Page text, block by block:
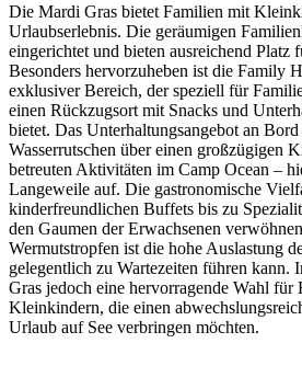
Die Mardi Gras bietet Familien mit
Urlaubserlebnis. Die geräumigen
eingerichtet und bieten ausreichend Platz
Besonders hervorzuheben ist die Family
exklusiver Bereich, der speziell für
einen Rückzugsort mit Snacks und
bietet. Das Unterhaltungsangebot an
Wasserrutschen über einen großzügigen
betreuten Aktivitäten im Camp Ocean –
Langeweile auf. Die gastronomische
kinderfreundlichen Buffets bis zu
den Gaumen der Erwachsenen
Wermutstropfen ist die hohe Auslastung
gelegentlich zu Wartezeiten führen kann.
Gras jedoch eine hervorragende Wahl für
Kleinkindern, die einen
Urlaub auf See verbringen möchten.